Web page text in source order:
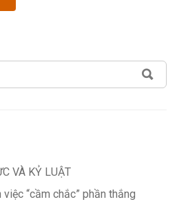
VÀ KỶ LUẬT
“cầm chắc” phần thắng